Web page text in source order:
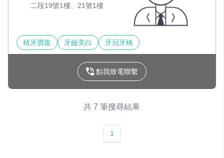
二段19號1樓、21號1樓
植牙贋復 牙齒美白 牙冠牙橋
點我致電聯繫
共 7 筆搜尋結果
1